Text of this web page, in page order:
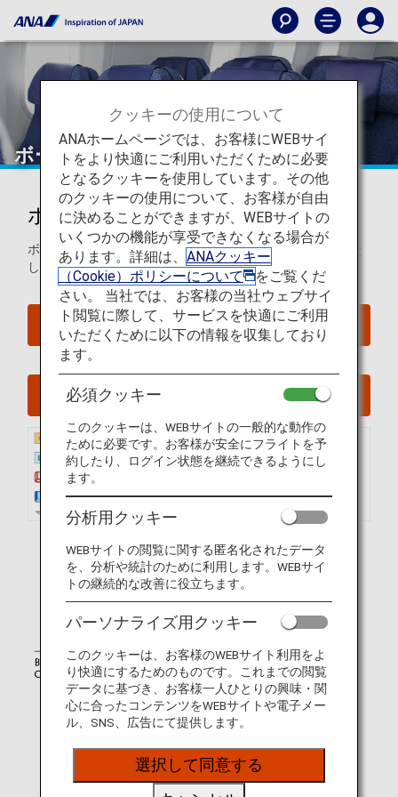
ボーイング787-10（781）
ボーイング787-10 (781)
ボーイング787-10 (781)のシートマップについてご案内いた
します。
座席照会
今すぐ予約
クッキーの使用について
ANAホームページでは、お客様にWEBサイ
トをより快適にご利用いただくために必要
となるクッキーを使用しています。その他
のクッキーの使用について、お客様が自由
に決めることができますが、WEBサイトの
いくつかの機能が享受できなくなる場合が
あります。詳細は、 ANAクッキー
（Cookie）ポリシーについて
をご覧くだ
さい。 当社では、お客様の当社ウェブサイ
ト閲覧に際して、サービスを快適にご利用
いただくために以下の情報を収集しており
ます。
必須クッキー
このクッキーは、WEBサイトの一般的な動作の
ために必要です。お客様が安全にフライトを予
約したり、ログイン状態を継続できるようにし
ます。
分析用クッキー
WEBサイトの閲覧に関する匿名化されたデータ
を、分析や統計のために利用します。WEBサイ
トの継続的な改善に役立ちます。
パーソナライズ用クッキー
このクッキーは、お客様のWEBサイト利用をよ
り快適にするためのものです。これまでの閲覧
データに基づき、お客様一人ひとりの興味・関
心に合ったコンテンツをWEBサイトや電子メー
ル、SNS、広告にて提供します。
選択して同意する